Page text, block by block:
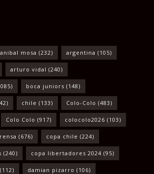
anibal mosa (232) argentina (105)
arturo vidal (240)
boca juniors (148)
chile (133) Colo-Colo (483)
Colo Colo (917) colocolo2026 (103)
(676) copa chile (224)
(240) copa libertadores 2024 (95)
(112) damian pizarro (106)